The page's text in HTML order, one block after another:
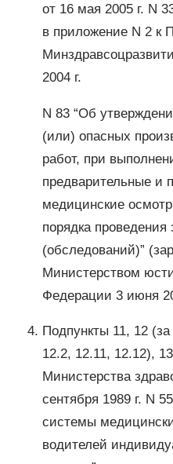
от 16 мая 2005 г. N
в приложение N 2 к
2004 г.
N 83 “Об
(или) опасных
работ, при
предварительные и
медицинские
порядка проведения
(обследований)”
Министерством
Федерации 3 июня
Подпункты 11, 12
12.2, 12.11, 12.12),
Министерства
сентября 1989 г. N
системы
водителей